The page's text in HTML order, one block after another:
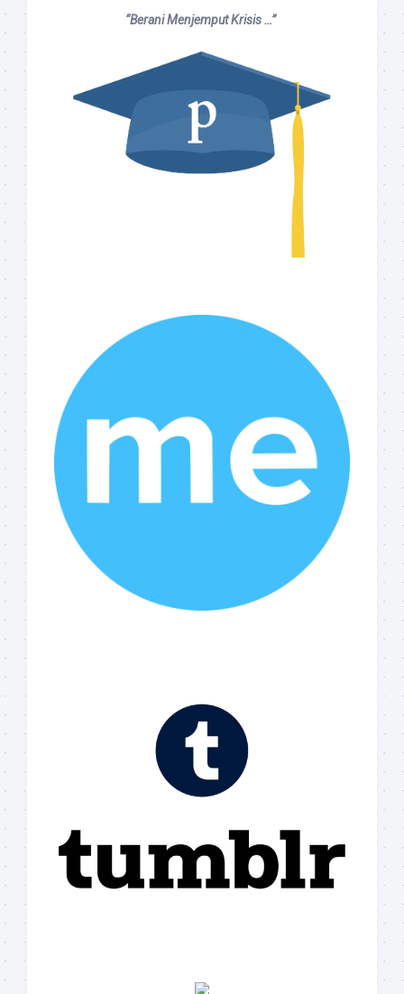
“Berani Menjemput Krisis …”